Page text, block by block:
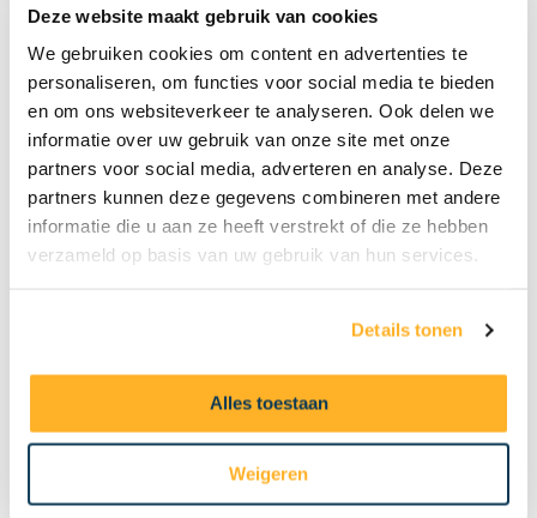
Deze website maakt gebruik van cookies
We gebruiken cookies om content en advertenties te
personaliseren, om functies voor social media te bieden
en om ons websiteverkeer te analyseren. Ook delen we
informatie over uw gebruik van onze site met onze
partners voor social media, adverteren en analyse. Deze
partners kunnen deze gegevens combineren met andere
informatie die u aan ze heeft verstrekt of die ze hebben
verzameld op basis van uw gebruik van hun services.
Details tonen
Alles toestaan
Weigeren
terug in huis en met ConfiGo maak
je het zichtbaar, meetbaar en
begrijpelijk voor iedereen.
Zo bouwen we samen niet alleen
woningen, maar gezonde
leefomgevingen.